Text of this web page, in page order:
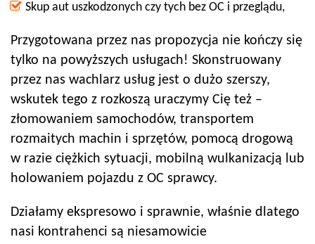
Skup aut uszkodzonych czy tych bez OC i przeglądu,
Przygotowana przez nas propozycja nie kończy się
tylko na powyższych usługach! Skonstruowany
przez nas wachlarz usług jest o dużo szerszy,
wskutek tego z rozkoszą uraczymy Cię też –
złomowaniem samochodów, transportem
rozmaitych machin i sprzętów, pomocą drogową
w razie ciężkich sytuacji, mobilną wulkanizacją lub
holowaniem pojazdu z OC sprawcy.
Działamy ekspresowo i sprawnie, właśnie dlatego
nasi kontrahenci są niesamowicie